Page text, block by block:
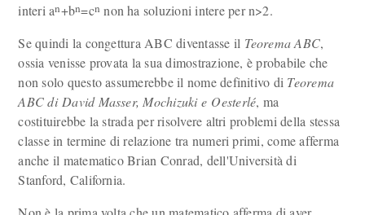
interi an+bn=cn non ha soluzioni intere per n>2.
Se quindi la congettura ABC diventasse il Teorema ABC,
ossia venisse provata la sua dimostrazione, è probabile che
non solo questo assumerebbe il nome definitivo di Teorema
ABC di David Masser, Mochizuki e Oesterlé, ma
costituirebbe la strada per risolvere altri problemi della stessa
classe in termine di relazione tra numeri primi, come afferma
anche il matematico Brian Conrad, dell'Università di
Stanford, California.